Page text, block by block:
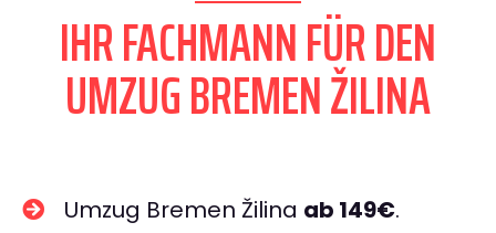
IHR FACHMANN FÜR DEN
UMZUG BREMEN ŽILINA
Umzug Bremen Žilina ab 149€.